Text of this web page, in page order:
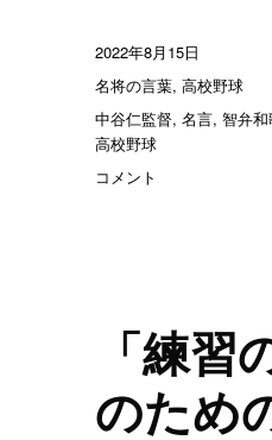
投
稿
日:
2022年8月15日
カ
テ
ゴ
リ
ー
名将の言葉,高校野球
タ
グ
中谷仁監督,名言,智弁和
高校野球
「正
選
択
コメント
「練
のため